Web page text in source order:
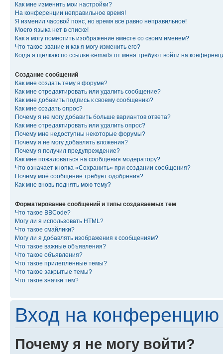
Как мне изменить мои настройки?
На конференции неправильное время!
Я изменил часовой пояс, но время все равно неправильное!
Моего языка нет в списке!
Как я могу поместить изображение вместе со своим именем?
Что такое звание и как я могу изменить его?
Когда я щёлкаю по ссылке «email» от меня требуют войти на
Создание сообщений
Как мне создать тему в форуме?
Как мне отредактировать или удалить сообщение?
Как мне добавить подпись к своему сообщению?
Как мне создать опрос?
Почему я не могу добавить больше вариантов ответа?
Как мне отредактировать или удалить опрос?
Почему мне недоступны некоторые форумы?
Почему я не могу добавлять вложения?
Почему я получил предупреждение?
Как мне пожаловаться на сообщения модератору?
Что означает кнопка «Сохранить» при создании сообщения?
Почему моё сообщение требует одобрения?
Как мне вновь поднять мою тему?
Форматирование сообщений и типы создаваемых тем
Что такое BBCode?
Могу ли я использовать HTML?
Что такое смайлики?
Могу ли я добавлять изображения к сообщениям?
Что такое важные объявления?
Что такое объявления?
Что такое прилепленные темы?
Что такое закрытые темы?
Что такое значки тем?
Вход на конференцию
Почему я не могу войти?